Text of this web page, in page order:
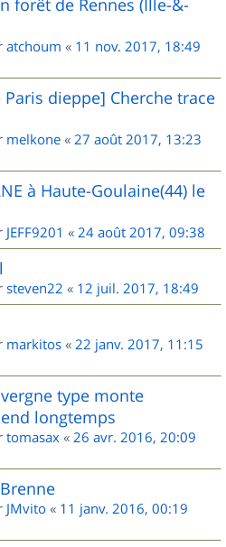
forêt de Rennes (Ille-&-
atchoum « 11 nov. 2017, 18:49
Paris dieppe] Cherche trace
melkone « 27 août 2017, 13:23
à Haute-Goulaine(44) le
JEFF9201 « 24 août 2017, 09:38
steven22 « 12 juil. 2017, 18:49
markitos « 22 janv. 2017, 11:15
type monte
longtemps
tomasax « 26 avr. 2016, 20:09
JMvito « 11 janv. 2016, 00:19